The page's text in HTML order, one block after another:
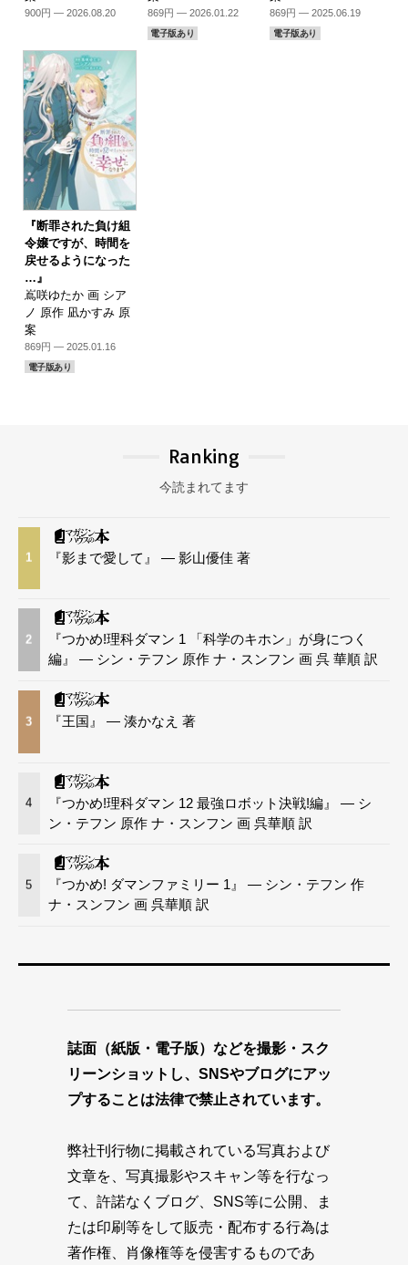
900円 — 2026.08.20 869円 — 2026.01.22
電子版あり
869円 — 2025.06.19
電子版あり
『断罪された負け組
令嬢ですが、時間を
戻せるようになった
…』
嶌咲ゆたか 画 シア
ノ 原作 凪かすみ 原
案
869円 — 2025.01.16
電子版あり
Ranking
今読まれてます
1 『影まで愛して』 — 影山優佳 著
2
『つかめ!理科ダマン 1 「科学のキホン」が身につく
編』 — シン・テフン 原作 ナ・スンフン 画 呉 華順 訳
3 『王国』 — 湊かなえ 著
4
『つかめ!理科ダマン 12 最強ロボット決戦!編』 — シ
ン・テフン 原作 ナ・スンフン 画 呉華順 訳
5
『つかめ! ダマンファミリー 1』 — シン・テフン 作
ナ・スンフン 画 呉華順 訳
誌面（紙版・電子版）などを撮影・スク
リーンショットし、SNSやブログにアッ
プすることは法律で禁止されています。
弊社刊行物に掲載されている写真および
文章を、写真撮影やスキャン等を行なっ
て、許諾なくブログ、SNS等に公開、ま
たは印刷等をして販売・配布する行為は
著作権、肖像権等を侵害するものであ